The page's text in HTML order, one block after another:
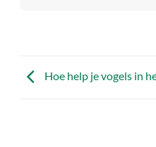
Hoe help je vogels in